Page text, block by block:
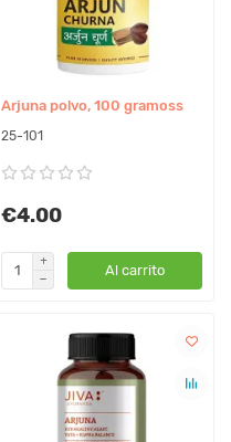
Arjuna polvo, 100 gramoss
25-101
€4.00
Al carrito